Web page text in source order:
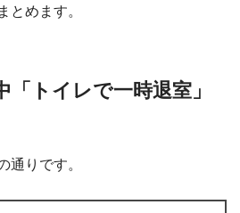
とめます。
「トイレで一時退室」
通りです。